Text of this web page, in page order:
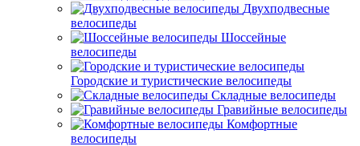
Двухподвесные
велосипеды
Шоссейные
велосипеды
Городские и туристические велосипеды
Складные велосипеды
Гравийные велосипеды
Комфортные
велосипеды